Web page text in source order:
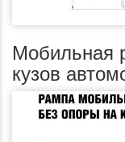
Мобильная
кузов